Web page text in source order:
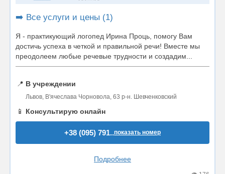
➡️ Все услуги и цены (1)
Я - практикующий логопед Ирина Проць, помогу Вам
достичь успеха в четкой и правильной речи! Вместе мы
преодолеем любые речевые трудности и создадим...
📍 В учреждении
Львов, В'ячеслава Чорновола, 63 р-н. Шевченковский
📱 Консультирую онлайн
+38 (095) 791..показать номер
Подробнее